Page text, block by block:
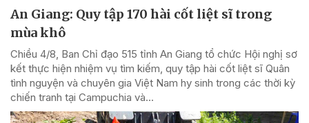
An Giang: Quy tập 170 hài cốt liệt sĩ trong
mùa khô
Chiều 4/8, Ban Chỉ đạo 515 tỉnh An Giang tổ chức Hội nghị sơ
kết thực hiện nhiệm vụ tìm kiếm, quy tập hài cốt liệt sĩ Quân
tình nguyện và chuyên gia Việt Nam hy sinh trong các thời kỳ
chiến tranh tại Campuchia và...